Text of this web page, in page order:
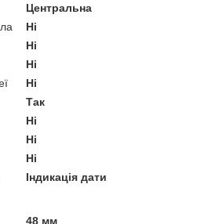
Центральна
Ні
Ні
Ні
Ні
Так
Ні
Ні
Ні
Індикація дати
48 мм